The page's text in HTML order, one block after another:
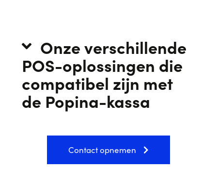
Onze verschillende
POS-oplossingen die
compatibel zijn met
de Popina-kassa
Contact opnemen